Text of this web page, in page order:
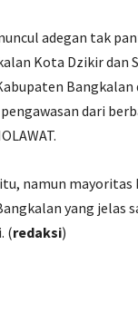
adegan tak
Kota Dzikir
dari
namun
yang jelas
(redaksi)